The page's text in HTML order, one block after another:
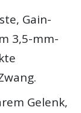
Gain-
3,5-mm-
Gelenk,